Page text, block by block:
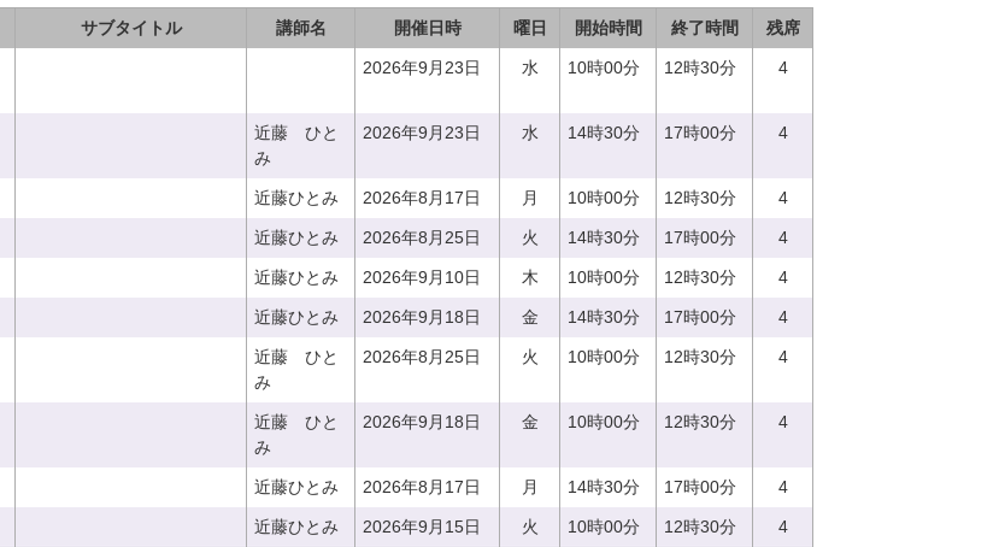
サブタイトル 講師名 開催日時 曜日 開始時間 終了時間 残席
2026年9月23日 水 10時00分 12時30分 4
近藤 ひと
み
2026年9月23日 水 14時30分 17時00分 4
近藤ひとみ 2026年8月17日 月 10時00分 12時30分 4
近藤ひとみ 2026年8月25日 火 14時30分 17時00分 4
近藤ひとみ 2026年9月10日 木 10時00分 12時30分 4
近藤ひとみ 2026年9月18日 金 14時30分 17時00分 4
近藤 ひと
み
2026年8月25日 火 10時00分 12時30分 4
近藤 ひと
み
2026年9月18日 金 10時00分 12時30分 4
近藤ひとみ 2026年8月17日 月 14時30分 17時00分 4
近藤ひとみ 2026年9月15日 火 10時00分 12時30分 4